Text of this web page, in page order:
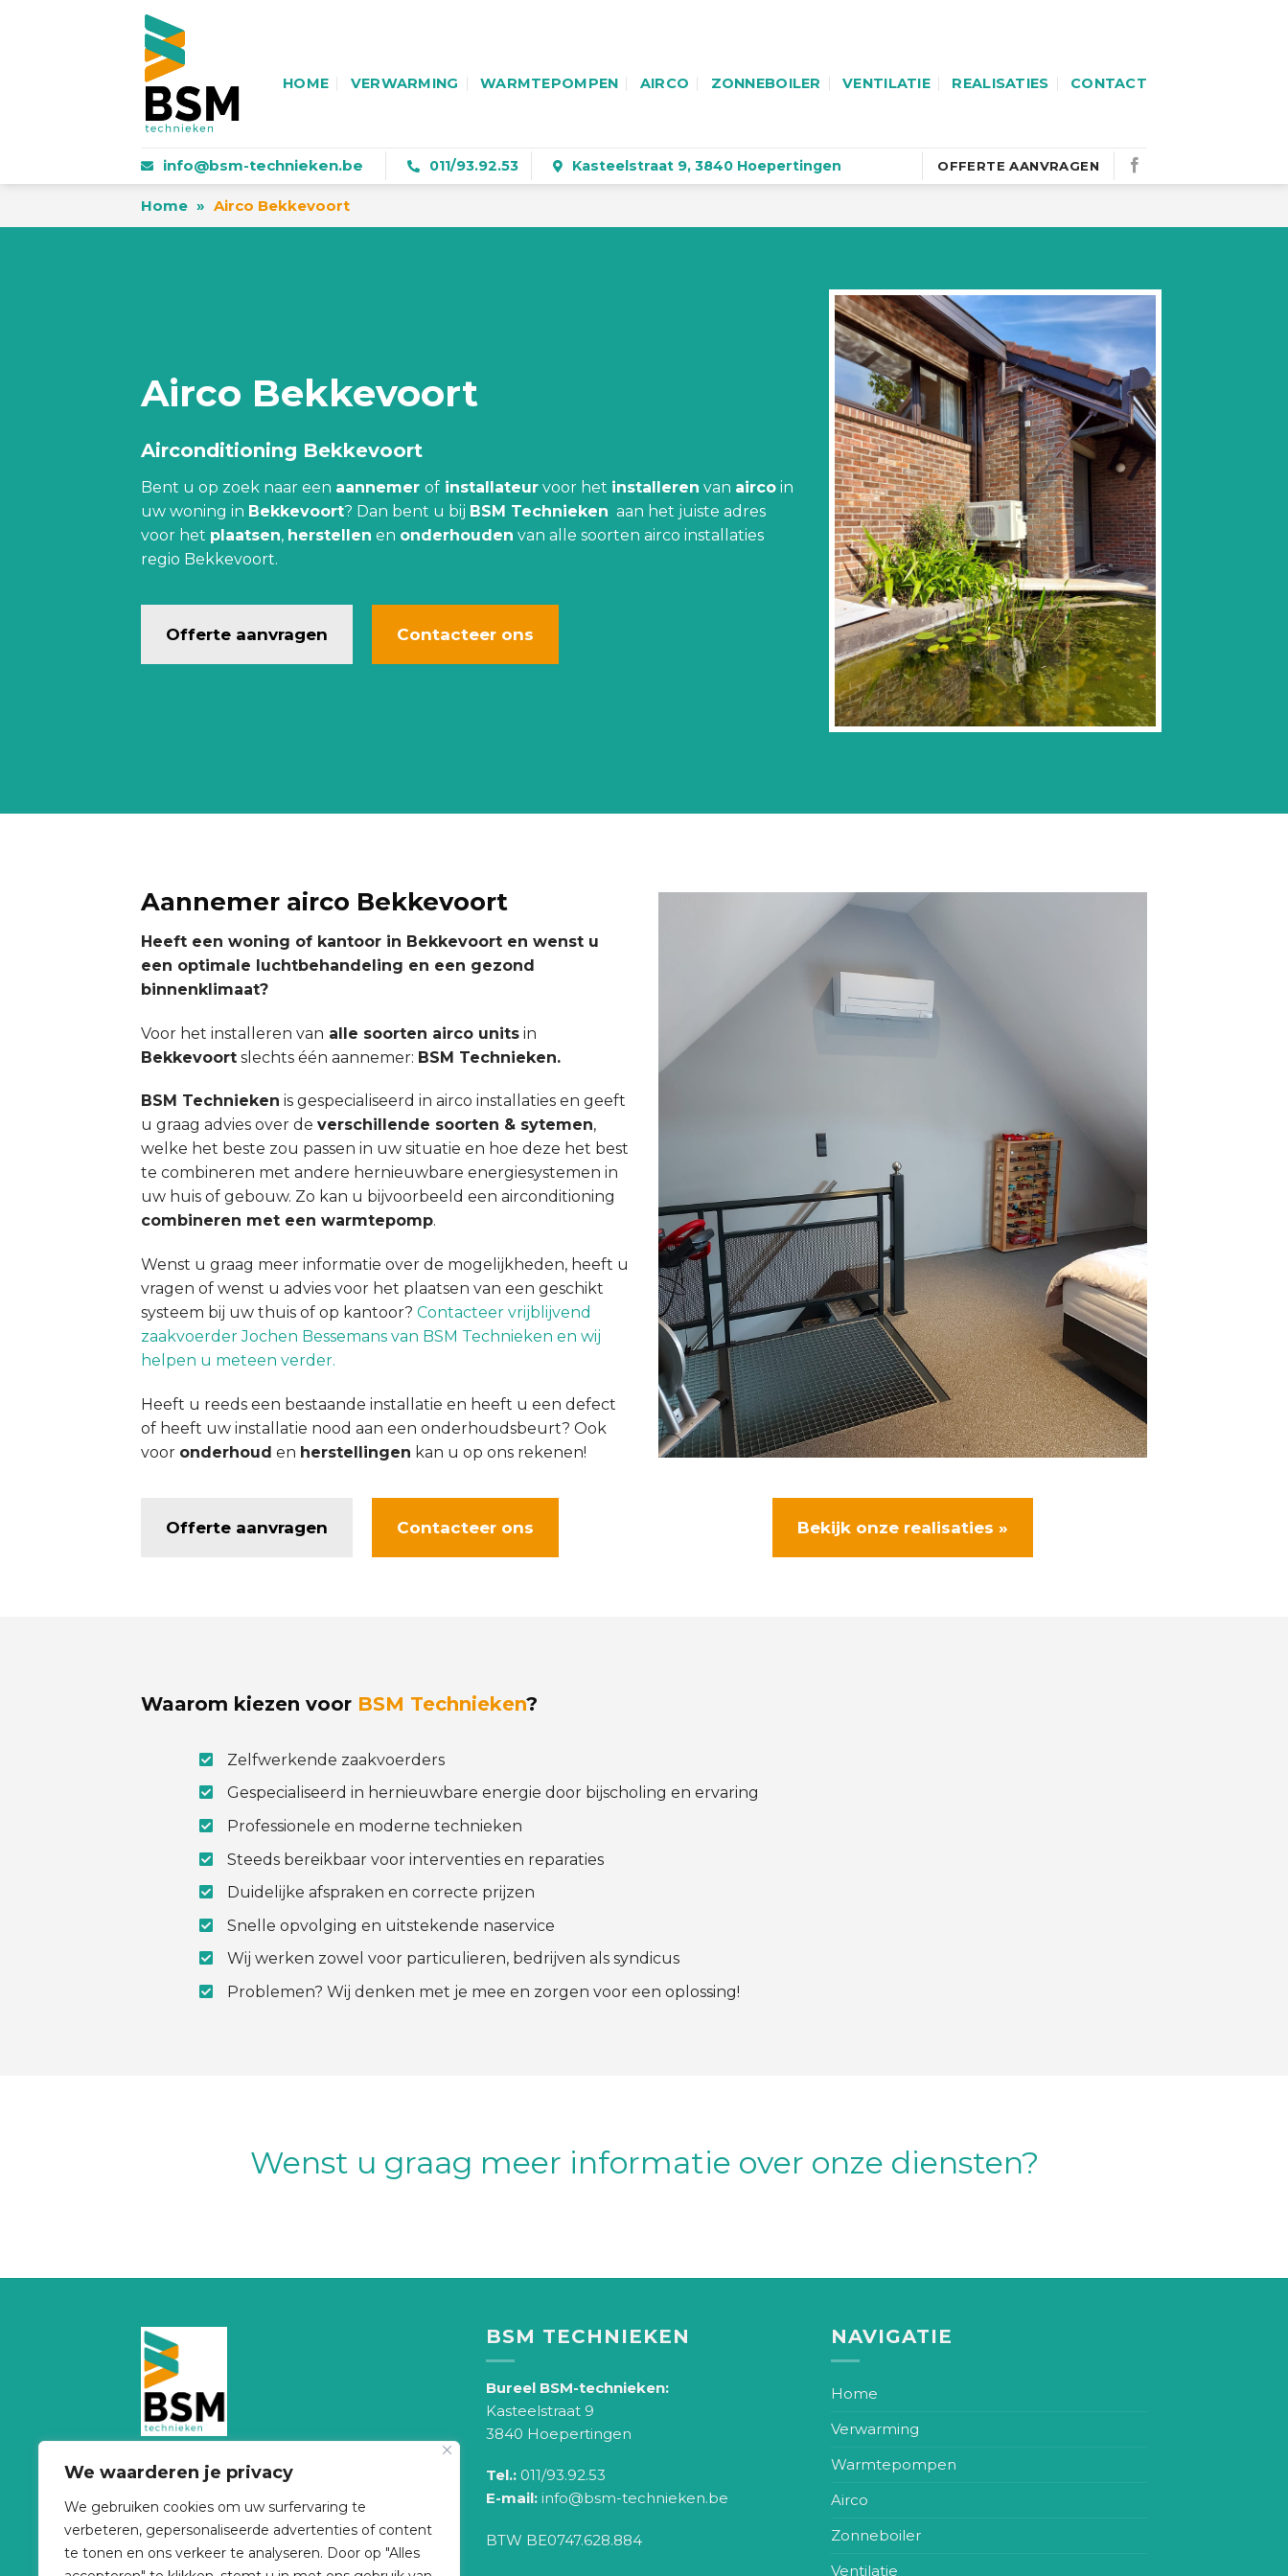
We waarderen je privacy
We gebruiken cookies om uw surfervaring te
verbeteren, gepersonaliseerde advertenties of content
te tonen en ons verkeer te analyseren. Door op "Alles
HOME VERWARMING WARMTEPOMPEN AIRCO ZONNEBOILER VENTILATIE REALISATIES CONTACT
info@bsm-technieken.be 011/93.92.53 Kasteelstraat 9, 3840 Hoepertingen OFFERTE AANVRAGEN
Home » Airco Bekkevoort
Airco Bekkevoort
Airconditioning Bekkevoort
Bent u op zoek naar een aannemer of installateur voor het installeren van airco in
uw woning in Bekkevoort? Dan bent u bij BSM Technieken aan het juiste adres
voor het plaatsen, herstellen en onderhouden van alle soorten airco installaties
regio Bekkevoort.
Offerte aanvragen Contacteer ons
Aannemer airco Bekkevoort
Heeft een woning of kantoor in Bekkevoort en wenst u
een optimale luchtbehandeling en een gezond
binnenklimaat?
Voor het installeren van alle soorten airco units in
Bekkevoort slechts één aannemer: BSM Technieken.
BSM Technieken is gespecialiseerd in airco installaties en geeft
u graag advies over de verschillende soorten & sytemen,
welke het beste zou passen in uw situatie en hoe deze het best
te combineren met andere hernieuwbare energiesystemen in
uw huis of gebouw. Zo kan u bijvoorbeeld een airconditioning
combineren met een warmtepomp.
Wenst u graag meer informatie over de mogelijkheden, heeft u
vragen of wenst u advies voor het plaatsen van een geschikt
systeem bij uw thuis of op kantoor? Contacteer vrijblijvend
zaakvoerder Jochen Bessemans van BSM Technieken en wij
helpen u meteen verder.
Heeft u reeds een bestaande installatie en heeft u een defect
of heeft uw installatie nood aan een onderhoudsbeurt? Ook
voor onderhoud en herstellingen kan u op ons rekenen!
Offerte aanvragen Contacteer ons Bekijk onze realisaties »
Waarom kiezen voor BSM Technieken?
Zelfwerkende zaakvoerders
Gespecialiseerd in hernieuwbare energie door bijscholing en ervaring
Professionele en moderne technieken
Steeds bereikbaar voor interventies en reparaties
Duidelijke afspraken en correcte prijzen
Snelle opvolging en uitstekende naservice
Wij werken zowel voor particulieren, bedrijven als syndicus
Problemen? Wij denken met je mee en zorgen voor een oplossing!
Wenst u graag meer informatie over onze diensten?
BSM Techniekenis dé specialist op vlak
HVAC installaties
rekenen voor de traditionele techieken en
daarnaast zijn we voornamelijk
gespecialiseerd induurzame energie.
BSM TECHNIEKEN
Bureel BSM-technieken:
Kasteelstraat 9
3840 Hoepertingen
Tel.: 011/93.92.53
E-mail: info@bsm-technieken.be
BTW BE0747.628.884
NAVIGATIE
Home
Verwarming
Warmtepompen
Airco
Zonneboiler
Ventilatie